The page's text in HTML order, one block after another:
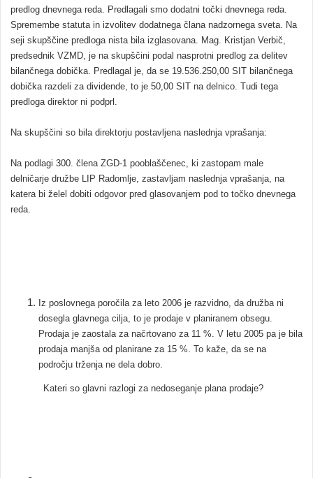
predlog dnevnega reda. Predlagali smo dodatni točki dnevnega reda.
Spremembe statuta in izvolitev dodatnega člana nadzornega sveta. Na
seji skupščine predloga nista bila izglasovana. Mag. Kristjan Verbič,
predsednik VZMD, je na skupščini podal nasprotni predlog za delitev
bilančnega dobička. Predlagal je, da se 19.536.250,00 SIT bilančnega
dobička razdeli za dividende, to je 50,00 SIT na delnico. Tudi tega
predloga direktor ni podprl.
Na skupščini so bila direktorju postavljena naslednja vprašanja:
Na podlagi 300. člena ZGD-1 pooblaščenec, ki zastopam male
delničarje družbe LIP Radomlje, zastavljam naslednja vprašanja, na
katera bi želel dobiti odgovor pred glasovanjem pod to točko dnevnega
reda.
Iz poslovnega poročila za leto 2006 je razvidno, da družba ni
dosegla glavnega cilja, to je prodaje v planiranem obsegu.
Prodaja je zaostala za načrtovano za 11 %. V letu 2005 pa je bila
prodaja manjša od planirane za 15 %. To kaže, da se na
področju trženja ne dela dobro.
Kateri so glavni razlogi za nedoseganje plana prodaje?